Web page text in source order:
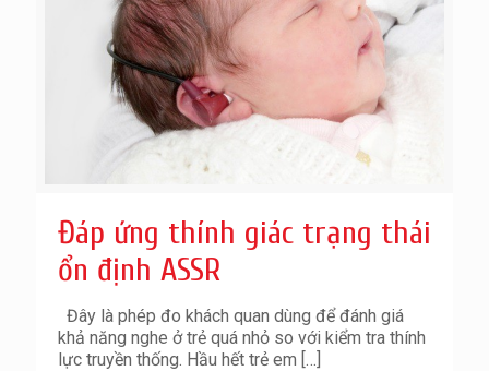
Đáp ứng thính giác trạng thái
ổn định ASSR
Đây là phép đo khách quan dùng để đánh giá
khả năng nghe ở trẻ quá nhỏ so với kiểm tra thính
lực truyền thống. Hầu hết trẻ em […]